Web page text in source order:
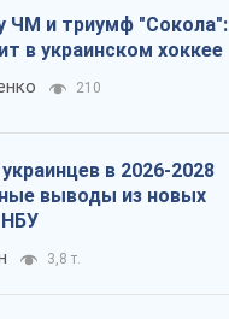
ЧМ и триумф "Сокола":
в украинском хоккее
210
в 2026-2028
выводы из новых
НБУ
3,8 т.